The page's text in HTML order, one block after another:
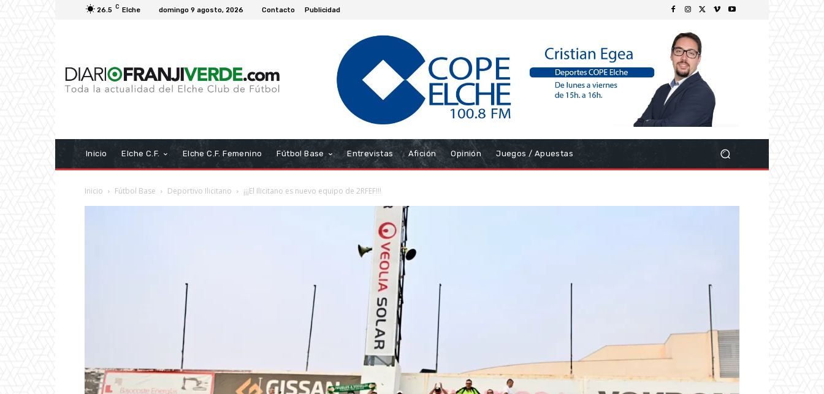
26.5 C Elche domingo 9 agosto, 2026 Contacto Publicidad
Inicio Elche C.F. Elche C.F. Femenino Fútbol Base Entrevistas Afición Opinión Juegos / Apuestas
Inicio Fútbol Base Deportivo Ilicitano ¡¡¡El Ilicitano es nuevo equipo de 2RFEF!!!